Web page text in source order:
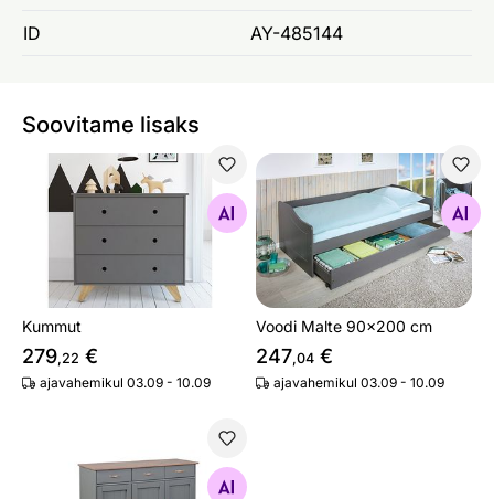
ID AY-485144
Soovitame lisaks
Kummut
Otsi sarnaseid
Kummut
279,22 €
ajavahemikul 03.09 - 10.09
Voodi Malte 90x200 cm
Otsi sarnaseid
Voodi Malte 90x200 cm
247,04 €
ajavahemikul 03.09 - 10.09
Kummut Luzerna
Otsi sarnaseid